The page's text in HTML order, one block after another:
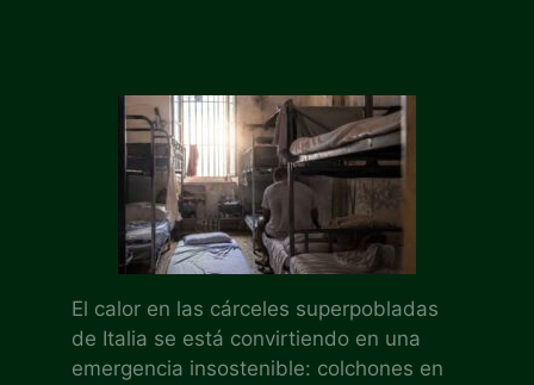
El calor en las cárceles superpobladas
de Italia se está convirtiendo en una
emergencia insostenible: colchones en